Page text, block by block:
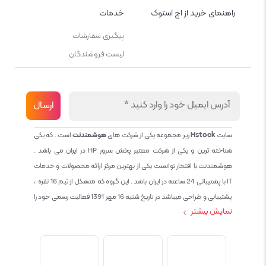
راهنمای خرید از اچ استوک خدمات
پیگیری سفارشات
لیست فروشندگان
سایتHstockزیر مجموعه یکی از شرکت هایهوشمندنتاست . که یکی
شناخته ترین و یکی از شرکت معتبر پخش سرور HP در ایران می باشد .
هوشمندنت با افتخار توانست یکی از بهترین مرکز ارائه محصولات و خدمات
IT با پشتیبانی 24 ساعته در ایران باشد . این گروه که متشکل از تیم 16 نفره ،
پشتیبانی و طراحی میباشد در تاریخ شنبه 16 مهر 1391 فعالیت رسمی خود را
نمایش بیشتر